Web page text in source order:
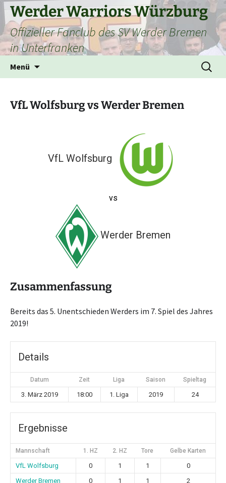
Zum
Inhalt
springen
Werder Warriors Würzburg
Offizieller Fanclub des SV Werder Bremen
in Unterfranken
Menü
Suchen
nach:
VfL Wolfsburg vs Werder Bremen
VfL Wolfsburg
vs
Werder Bremen
Zusammenfassung
Bereits das 5. Unentschieden Werders im 7. Spiel des Jahres
2019!
Details
Datum Zeit Liga Saison Spieltag
3. März 2019 18:00 1. Liga 2019 24
Ergebnisse
Mannschaft 1. HZ 2. HZ Tore Gelbe Karten
VfL Wolfsburg 0 1 1
0
Werder Bremen
0 1 1 2